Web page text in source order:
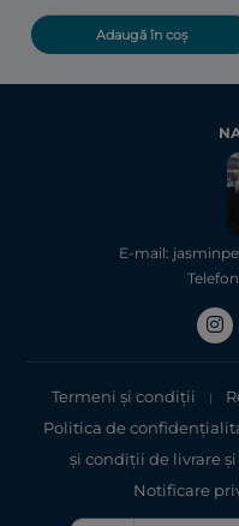
Adaugă în coș
E-mail:
Termeni și condiții |
Politica de
şi condiții de livrare
Notificare